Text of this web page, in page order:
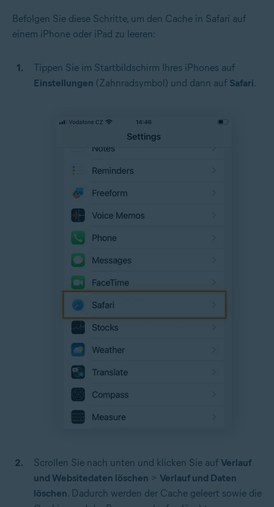
Befolgen Sie diese Schritte, um den Cache in Safari auf
einem iPhone oder iPad zu leeren:
Tippen Sie im Startbildschirm Ihres iPhones auf
Einstellungen (Zahnradsymbol) und dann auf Safari.
Scrollen Sie nach unten und klicken Sie auf Verlauf
und Websitedaten löschen > Verlauf und Daten
löschen. Dadurch werden der Cache geleert sowie die